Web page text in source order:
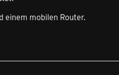
einem mobilen Router.